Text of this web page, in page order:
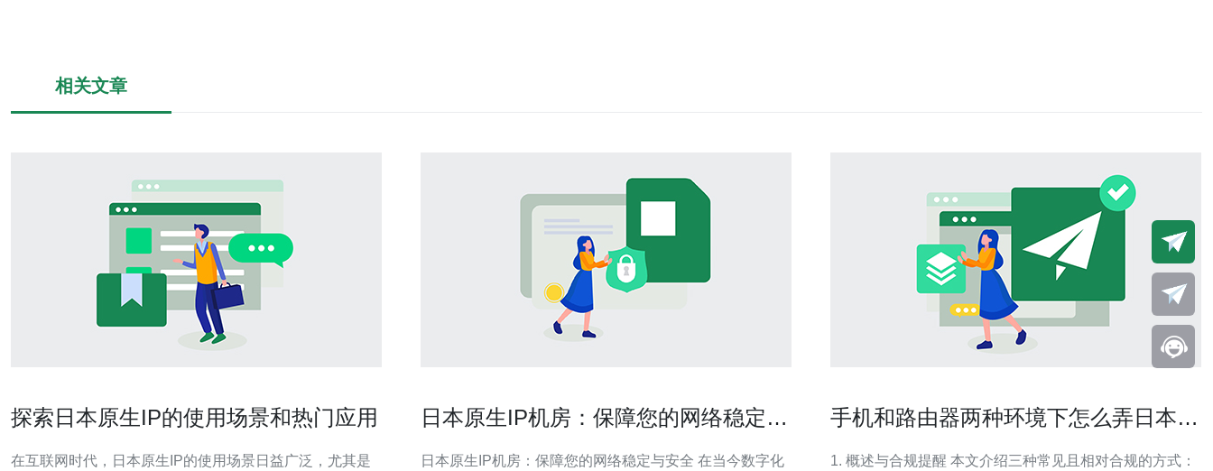
相关文章
探索日本原生IP的使用场景和热门应用
在互联网时代，日本原生IP的使用场景日益广泛，尤其是
日本原生IP机房：保障您的网络稳定与
日本原生IP机房：保障您的网络稳定与安全 在当今数字化
手机和路由器两种环境下怎么弄日本原
1. 概述与合规提醒 本文介绍三种常见且相对合规的方式：